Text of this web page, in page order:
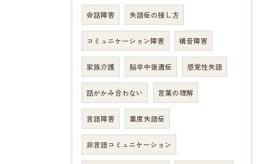
会話障害 失語症の接し方
コミュニケーション障害 構音障害
家族介護 脳卒中後遺症 感覚性失語
話がかみ合わない 言葉の理解
言語障害 重度失語症
非言語コミュニケーション